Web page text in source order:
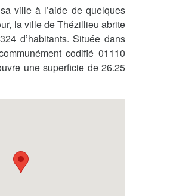
ville à l’aide de quelques
la ville de Thézillieu abrite
d’habitants. Située dans
codifié 01110
une superficie de 26.25